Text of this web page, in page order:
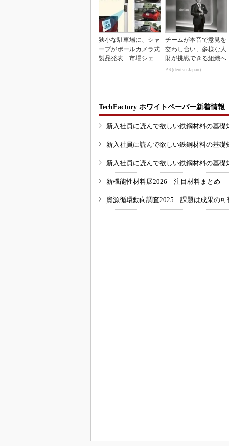
狭小な駐車場に、シャ
ープがポールカメラ式
製品発表 市場シェア
チームが本音で意見を
交わし合い、多様な人
財が挑戦できる組織へ
PR(dentsu Japan)
TechFactory ホワイトペーパー新着情報
新入社員に読んで欲しい鉄鋼材料の基礎
新入社員に読んで欲しい鉄鋼材料の基礎
新入社員に読んで欲しい鉄鋼材料の基礎
新機能性材料展2026 注目材料まとめ
資源循環動向調査2025 課題は成果の可